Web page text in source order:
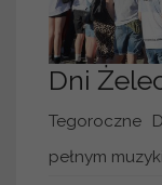
Dni
Tegoroczne
pełnym